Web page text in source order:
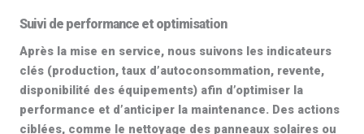
Suivi de performance et optimisation
Après la mise en service, nous suivons les indicateurs
clés (production, taux d’autoconsommation, revente,
disponibilité des équipements) afin d’optimiser la
performance et d’anticiper la maintenance. Des actions
ciblées, comme le nettoyage des panneaux solaires ou